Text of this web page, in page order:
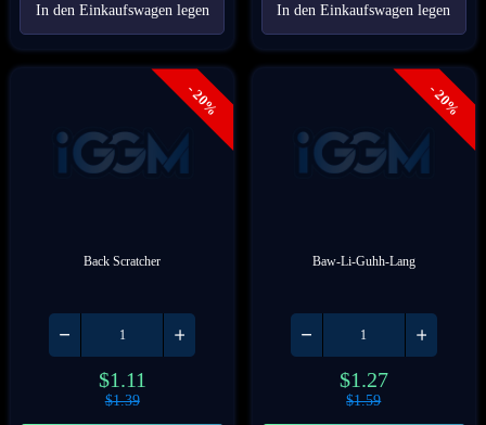
In den Einkaufswagen legen In den Einkaufswagen legen
- 20%
Back Scratcher
$1.11
$1.39
- 20%
Baw-Li-Guhh-Lang
$1.27
$1.59